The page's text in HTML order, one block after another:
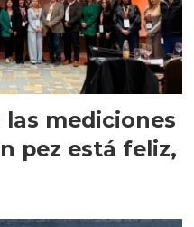
las mediciones
pez está feliz,